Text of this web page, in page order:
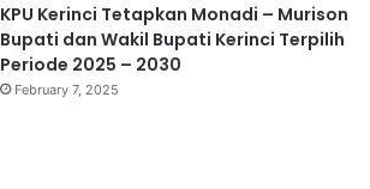
KPU Kerinci Tetapkan Monadi – Murison
Bupati dan Wakil Bupati Kerinci Terpilih
Periode 2025 – 2030
February 7, 2025